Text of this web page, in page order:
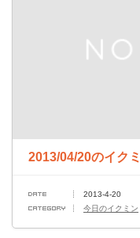
2013/04/20のイク
2013-4-20
今日のイクミン